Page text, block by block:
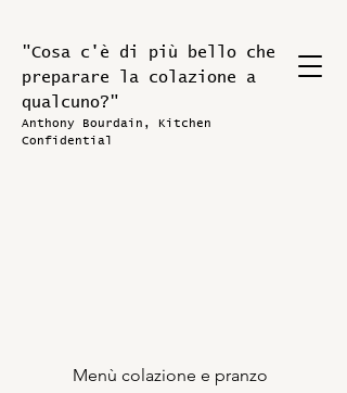
"Cosa c'è di più bello che
preparare la colazione a
qualcuno?"
Anthony Bourdain, Kitchen
Confidential
Menù colazione e pranzo